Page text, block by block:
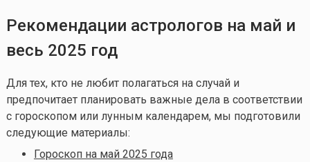
Рекомендации астрологов на май и
весь 2025 год
Для тех, кто не любит полагаться на случай и
предпочитает планировать важные дела в соответствии
с гороскопом или лунным календарем, мы подготовили
следующие материалы:
Гороскоп на май 2025 года